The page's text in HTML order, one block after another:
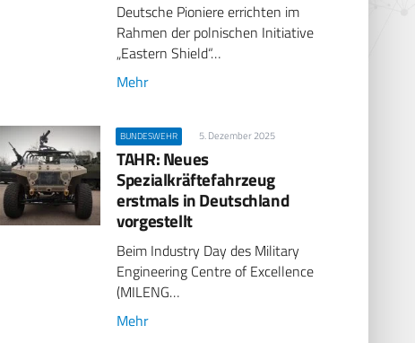
Deutsche Pioniere errichten im
Rahmen der polnischen Initiative
„Eastern Shield“…
Mehr
BUNDESWEHR 5. Dezember 2025
TAHR: Neues
Spezialkräftefahrzeug
erstmals in Deutschland
vorgestellt
Beim Industry Day des Military
Engineering Centre of Excellence
(MILENG…
Mehr